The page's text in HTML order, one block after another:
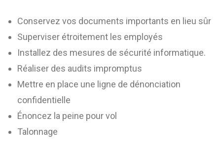
Conservez vos documents importants en lieu sûr
Superviser étroitement les employés
Installez des mesures de sécurité informatique.
Réaliser des audits impromptus
Mettre en place une ligne de dénonciation
confidentielle
Énoncez la peine pour vol
Talonnage